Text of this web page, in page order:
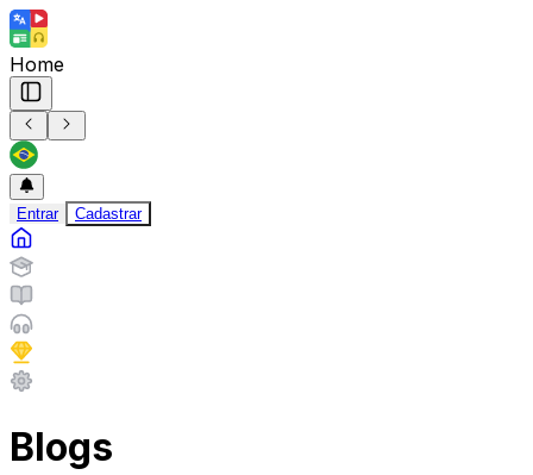
Home
Entrar Cadastrar
Blogs